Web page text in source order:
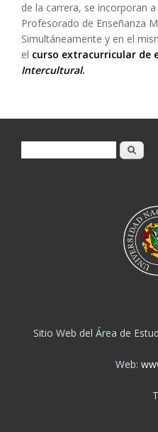
de la carrera, se incorporan
Profesorado de Enseñanza
Simultáneamente y en el
el curso extracurricular de
Intercultural.
Formulario de Buscar
Sitio Web del Área de
Web: